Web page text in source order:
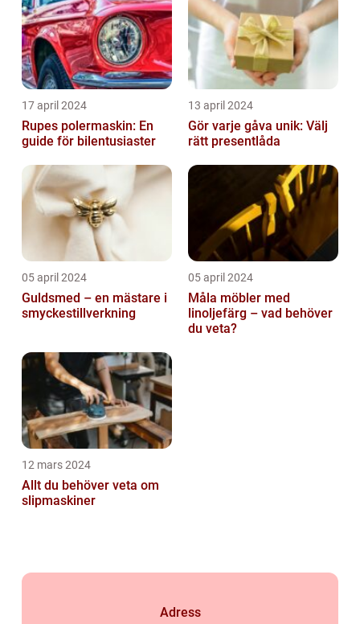
17 april 2024
Rupes polermaskin: En
guide för bilentusiaster
13 april 2024
Gör varje gåva unik: Välj
rätt presentlåda
05 april 2024
Guldsmed – en mästare i
smyckestillverkning
05 april 2024
Måla möbler med
linoljefärg – vad behöver
du veta?
12 mars 2024
Allt du behöver veta om
slipmaskiner
Adress